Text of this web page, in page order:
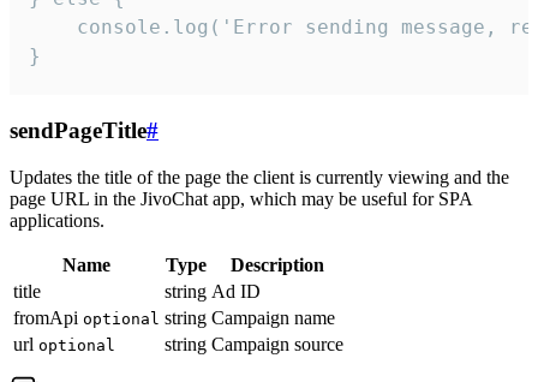
console.log('Error sending message,
}
sendPageTitle#
Updates the title of the page the client is currently viewing and the
page URL in the JivoChat app, which may be useful for SPA
applications.
Name Type
Description
title
string Ad ID
fromApi optional string Campaign name
url optional string Campaign source